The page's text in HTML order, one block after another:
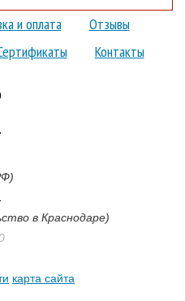
и оплата
Отзывы
Контакты
в Краснодаре)
карта сайта